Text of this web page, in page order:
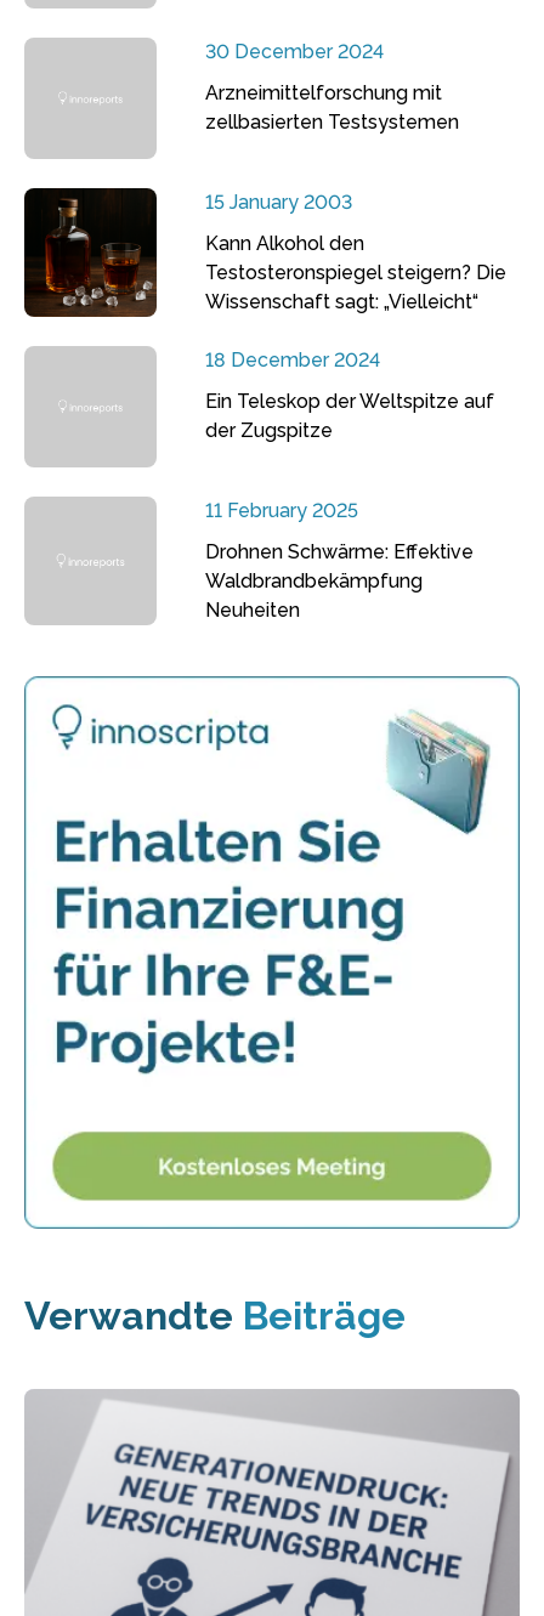
30 December 2024
Arzneimittelforschung mit
zellbasierten Testsystemen
15 January 2003
Kann Alkohol den
Testosteronspiegel steigern? Die
Wissenschaft sagt: „Vielleicht“
18 December 2024
Ein Teleskop der Weltspitze auf
der Zugspitze
11 February 2025
Drohnen Schwärme: Effektive
Waldbrandbekämpfung
Neuheiten
Verwandte Beiträge